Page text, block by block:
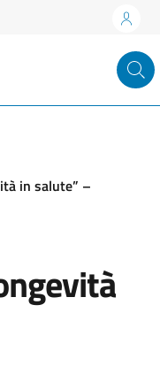
in salute” –